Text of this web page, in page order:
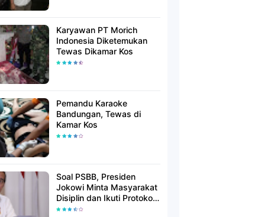
Karyawan PT Morich
Indonesia Diketemukan
Tewas Dikamar Kos
Pemandu Karaoke
Bandungan, Tewas di
Kamar Kos
Soal PSBB, Presiden
Jokowi Minta Masyarakat
Disiplin dan Ikuti Protokol
Kesehatan